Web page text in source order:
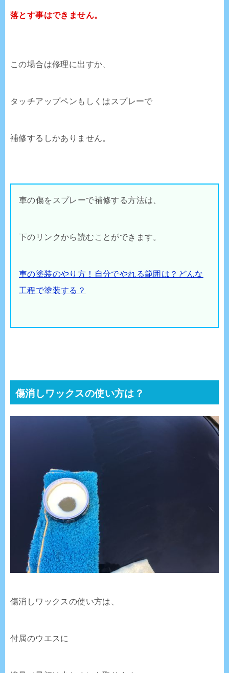
落とす事はできません。
この場合は修理に出すか、
タッチアップペンもしくはスプレーで
補修するしかありません。
車の傷をスプレーで補修する方法は、
下のリンクから読むことができます。
車の塗装のやり方！自分でやれる範囲は？どんな
工程で塗装する？
傷消しワックスの使い方は？
傷消しワックスの使い方は、
付属のウエスに